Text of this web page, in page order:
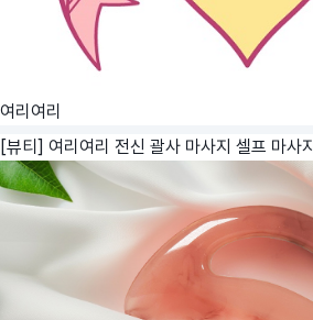
여리여리
[뷰티] 여리여리 전신 괄사 마사지 셀프 마사지